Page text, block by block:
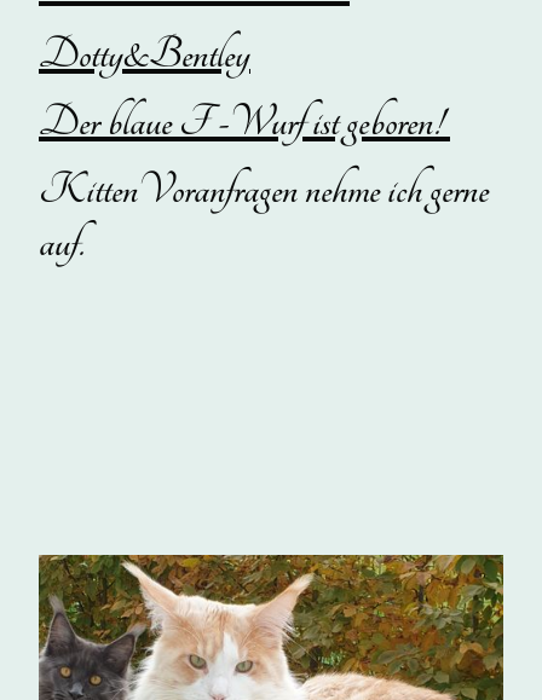
Dotty&Bentley
Der blaue F -Wurf ist geboren!
KittenVoranfragen nehme ich gerne
auf.